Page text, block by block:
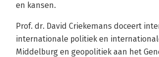
en kansen.
Prof. dr. David Criekemans doceert
internationale politiek en
Middelburg en geopolitiek aan het